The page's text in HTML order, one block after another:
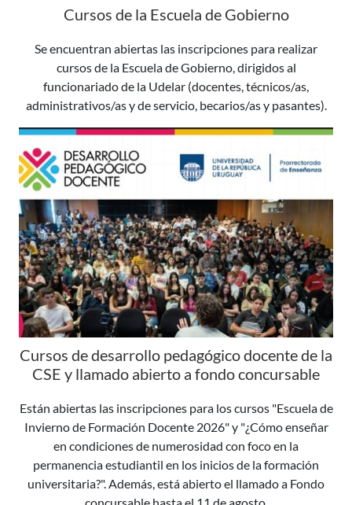
Cursos de la Escuela de Gobierno
Se encuentran abiertas las inscripciones para realizar
cursos de la Escuela de Gobierno, dirigidos al
funcionariado de la Udelar (docentes, técnicos/as,
administrativos/as y de servicio, becarios/as y pasantes).
Cursos de desarrollo pedagógico docente de la
CSE y llamado abierto a fondo concursable
Están abiertas las inscripciones para los cursos "Escuela de
Invierno de Formación Docente 2026" y "¿Cómo enseñar
en condiciones de numerosidad con foco en la
permanencia estudiantil en los inicios de la formación
universitaria?". Además, está abierto el llamado a Fondo
concursable hasta el 11 de agosto.